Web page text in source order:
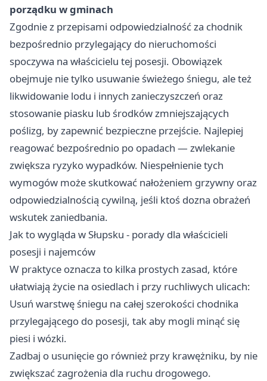
porządku w gminach
Zgodnie z przepisami odpowiedzialność za chodnik
bezpośrednio przylegający do nieruchomości
spoczywa na właścicielu tej posesji. Obowiązek
obejmuje nie tylko usuwanie świeżego śniegu, ale też
likwidowanie lodu i innych zanieczyszczeń oraz
stosowanie piasku lub środków zmniejszających
poślizg, by zapewnić bezpieczne przejście. Najlepiej
reagować bezpośrednio po opadach — zwlekanie
zwiększa ryzyko wypadków. Niespełnienie tych
wymogów może skutkować nałożeniem grzywny oraz
odpowiedzialnością cywilną, jeśli ktoś dozna obrażeń
wskutek zaniedbania.
Jak to wygląda w Słupsku - porady dla właścicieli
posesji i najemców
W praktyce oznacza to kilka prostych zasad, które
ułatwiają życie na osiedlach i przy ruchliwych ulicach:
Usuń warstwę śniegu na całej szerokości chodnika
przylegającego do posesji, tak aby mogli minąć się
piesi i wózki.
Zadbaj o usunięcie go również przy krawężniku, by nie
zwiększać zagrożenia dla ruchu drogowego.